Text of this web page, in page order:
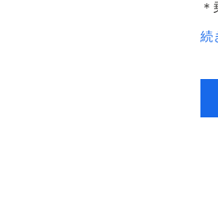
続